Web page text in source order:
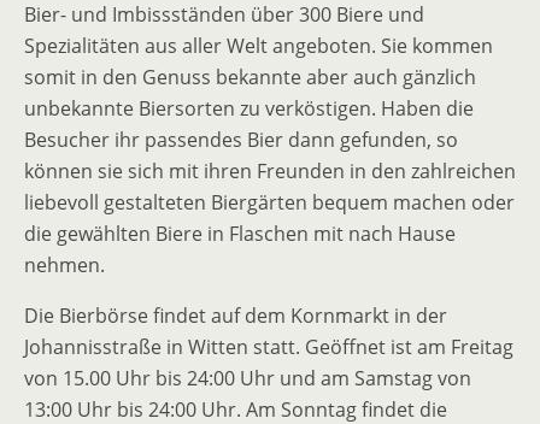
Bier- und Imbissständen über 300 Biere und
Spezialitäten aus aller Welt angeboten. Sie kommen
somit in den Genuss bekannte aber auch gänzlich
unbekannte Biersorten zu verköstigen. Haben die
Besucher ihr passendes Bier dann gefunden, so
können sie sich mit ihren Freunden in den zahlreichen
liebevoll gestalteten Biergärten bequem machen oder
die gewählten Biere in Flaschen mit nach Hause
nehmen.
Die Bierbörse findet auf dem Kornmarkt in der
Johannisstraße in Witten statt. Geöffnet ist am Freitag
von 15.00 Uhr bis 24:00 Uhr und am Samstag von
13:00 Uhr bis 24:00 Uhr. Am Sonntag findet die